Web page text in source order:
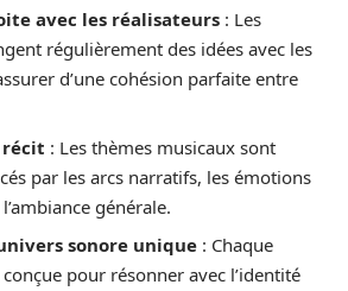
avec les réalisateurs : Les
régulièrement des idées avec les
d’une cohésion parfaite entre
: Les thèmes musicaux sont
par les arcs narratifs, les émotions
générale.
sonore unique : Chaque
pour résonner avec l’identité